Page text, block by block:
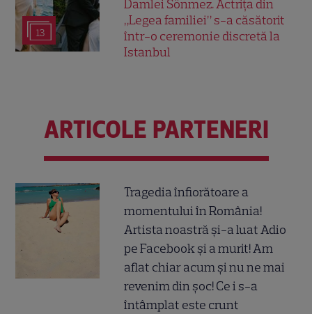
13
Damlei Sönmez. Actrița din
„Legea familiei” s-a căsătorit
într-o ceremonie discretă la
Istanbul
ARTICOLE PARTENERI
Tragedia înfiorătoare a
momentului în România!
Artista noastră și-a luat Adio
pe Facebook și a murit! Am
aflat chiar acum și nu ne mai
revenim din șoc! Ce i s-a
întâmplat este crunt